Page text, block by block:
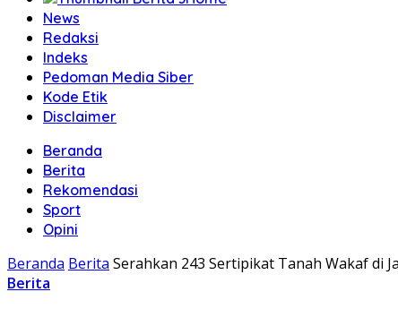
News
Redaksi
Indeks
Pedoman Media Siber
Kode Etik
Disclaimer
Beranda
Berita
Rekomendasi
Sport
Opini
Beranda Berita Serahkan 243 Sertipikat Tanah Wakaf di
Berita